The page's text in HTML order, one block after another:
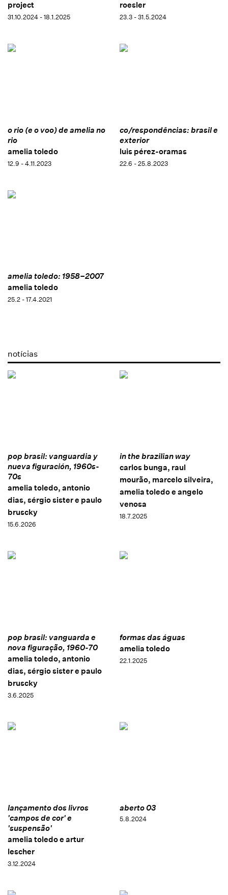
project
31.10.2024 - 18.1.2025
roesler
23.3 - 31.5.2024
o rio (e o voo) de amelia no
rio
amelia toledo
12.9 - 4.11.2023
co/respondências: brasil e
exterior
luis pérez-oramas
22.6 - 25.8.2023
amelia toledo: 1958–2007
amelia toledo
25.2 - 17.4.2021
notícias
pop brasil: vanguardia y
nueva figuración, 1960s-
70s
amelia toledo, antonio
dias, sérgio sister e paulo
bruscky
15.6.2026
in the brazilian way
carlos bunga, raul
mourão, marcelo silveira,
amelia toledo e angelo
venosa
18.7.2025
pop brasil: vanguarda e
nova figuração, 1960-70
amelia toledo, antonio
dias, sérgio sister e paulo
bruscky
3.6.2025
formas das águas
amelia toledo
22.1.2025
lançamento dos livros
'campos de cor' e
'suspensão'
amelia toledo e artur
lescher
3.12.2024
aberto 03
5.8.2024